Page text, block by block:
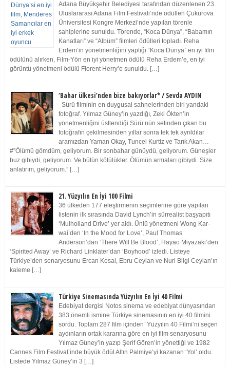
Adana Büyükşehir Belediyesi tarafından düzenlenen 23.
Uluslararası Adana Film Festivali’nde ödüllen Çukurova
Üniversitesi Kongre Merkezi’nde yapılan törenle
sahiplerine sunuldu. Törende, “Koca Dünya”, “Babamın
Kanatları” ve “Albüm” filmleri ödülleri topladı. Reha
Erdem’in yönetmenliğini yaptığı “Koca Dünya” en iyi film
ödülünü alırken, Film-Yön en iyi yönetmen ödülü Reha Erdem’e, en iyi
görüntü yönetmeni ödülü Florent Herry’e sunuldu. […]
‘Bahar ülkesi’nden bize bakıyorlar* / Sevda AYDIN
Sürü filminin en duygusal sahnelerinden biri yandaki
fotoğraf. Yılmaz Güney’in yazdığı, Zeki Ökten’in
yönetmenliğini üstlendiği Sürü’nün setinden çıkan bu
fotoğrafın çekilmesinden yıllar sonra tek tek ayrıldılar
aramızdan Yaman Okay, Tuncel Kurtiz ve Tarık Akan…
#”Ölümü gömdüm, geliyorum. Bir sonbahar günüydü, geliyorum. Güneşler
buz gibiydi, geliyorum. Ve bütün kötülükler. Ölümün armaları gibiydi. Size
anlatırım, geliyorum.” […]
21. Yüzyılın En İyi 100 Filmi
36 ülkeden 177 eleştirmenin seçimlerine göre yapılan
listenin ilk sırasında David Lynch’in sürrealist başyapıtı
‘Mulholland Drive’ yer aldı. Ünlü yönetmeni Wong Kar-
wai’den ‘In the Mood for Love’, Paul Thomas
Anderson’dan ‘There Will Be Blood’, Hayao Miyazaki’den
‘Spirited Away’ ve Richard Linklater’dan ‘Boyhood’ izledi. Listeye
Türkiye’den senaryosunu Ercan Kesal, Ebru Ceylan ve Nuri Bilgi Ceylan’ın
kaleme […]
Türkiye Sinemasında Yüzyılın En İyi 40 Filmi
Edebiyat dergisi Notos sinema ve edebiyat dünyasından
383 önemli ismine Türkiye sinemasının en iyi 40 filmini
sordu. Toplam 287 film içinden ‘Yüzyılın 40 Filmi’ni seçen
aydınların ortak kararına göre en iyi film senaryosunu
Yılmaz Güney’in yazıp Şerif Gören’in yönettiği ve 1982
Cannes Film Festival’inde büyük ödül Altın Palmiye’yi kazanan ‘Yol’ oldu.
Listede Yılmaz Güney’in 3 […]